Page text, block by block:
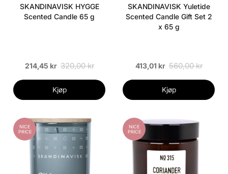
SKANDINAVISK HYGGE
Scented Candle 65 g
214,45 kr 320,00 kr
Kjøp
SKANDINAVISK Yuletide
Scented Candle Gift Set 2
x 65 g
413,01 kr 560,00 kr
Kjøp
NICE
PRICE
NICE
PRICE